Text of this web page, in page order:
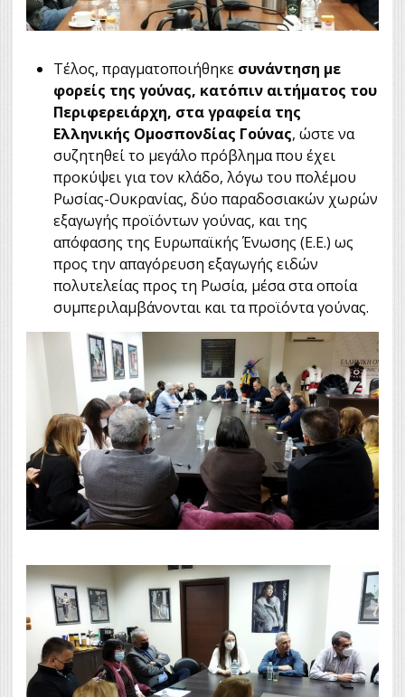
Τέλος, πραγματοποιήθηκε συνάντηση με
φορείς της γούνας, κατόπιν αιτήματος του
Περιφερειάρχη, στα γραφεία της
Ελληνικής Ομοσπονδίας Γούνας, ώστε να
συζητηθεί το μεγάλο πρόβλημα που έχει
προκύψει για τον κλάδο, λόγω του πολέμου
Ρωσίας-Ουκρανίας, δύο παραδοσιακών χωρών
εξαγωγής προϊόντων γούνας, και της
απόφασης της Ευρωπαϊκής Ένωσης (Ε.Ε.) ως
προς την απαγόρευση εξαγωγής ειδών
πολυτελείας προς τη Ρωσία, μέσα στα οποία
συμπεριλαμβάνονται και τα προϊόντα γούνας.